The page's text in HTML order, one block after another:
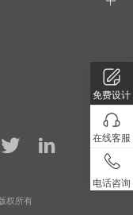
免费设计
在线客服
电话咨询
权所有